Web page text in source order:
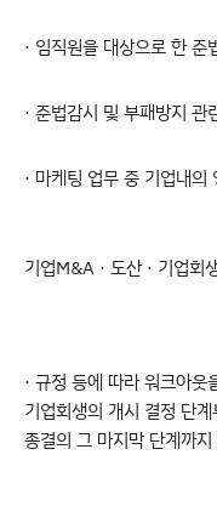
· 임직원을 대상으로 한
· 준법감시 및 부패방지 관
· 마케팅 업무 중 기업내
기업M&A · 도산 · 기업회
· 규정 등에 따라 워크아
기업회생의 개시 결정 단
종결의 그 마지막 단계까